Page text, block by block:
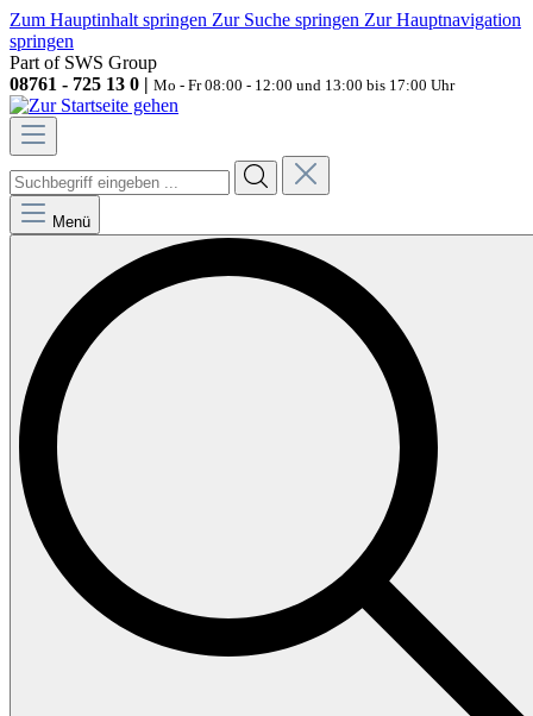
Zum Hauptinhalt springen Zur Suche springen Zur Hauptnavigation
springen
Part of SWS Group
08761 - 725 13 0 | Mo - Fr 08:00 - 12:00 und 13:00 bis 17:00 Uhr
Menü